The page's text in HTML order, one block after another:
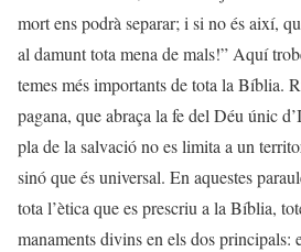
mort ens podrà separar; i si no és així,
al damunt tota mena de mals!” Aquí
temes més importants de tota la Bíblia.
pagana, que abraça la fe del Déu únic
pla de la salvació no es limita a un
sinó que és universal. En aquestes
tota l’ètica que es prescriu a la Bíblia,
manaments divins en els dos principals: